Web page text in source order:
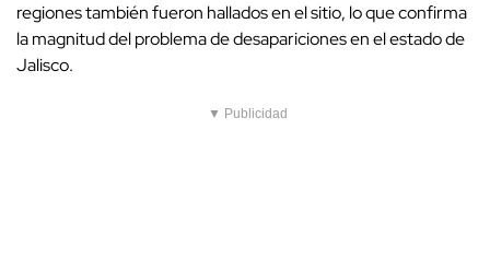
regiones también fueron hallados en el sitio, lo que confirma
la magnitud del problema de desapariciones en el estado de
Jalisco.
▼ Publicidad